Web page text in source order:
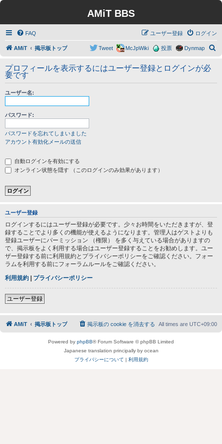
AMiT BBS
FAQ ログイン
ユーザー登録
AMiT 掲示板トップ Dynmap
投票
McJpWiki
Tweet
プロフィールを表示するにはユーザー登録とログインが必
要です
ユーザー名:
パスワード:
パスワードを忘れてしまいました
アカウント有効化メールの送信
自動ログインを有効にする
オンライン状態を隠す （このログインのみ効果があります）
ユーザー登録
ログインするにはユーザー登録が必要です。少々お時間をいただきますが、登
録することでより多くの機能が使えるようになります。管理人はゲストよりも
登録ユーザーにパーミッション （権限） を多く与えている場合がありますの
で、掲示板をよく利用する場合はユーザー登録することをお勧めします。ユー
ザー登録する前に利用規約とプライバシーポリシーをご確認ください。フォー
ラムを利用する前にフォーラムルールをご確認ください。
利用規約 | プライバシーポリシー
ユーザー登録
AMiT 掲示板トップ All times are UTC+09:00
掲示板の cookie を消去する
Powered by phpBB® Forum Software © phpBB Limited
Japanese translation principally by ocean
プライバシーについて | 利用規約